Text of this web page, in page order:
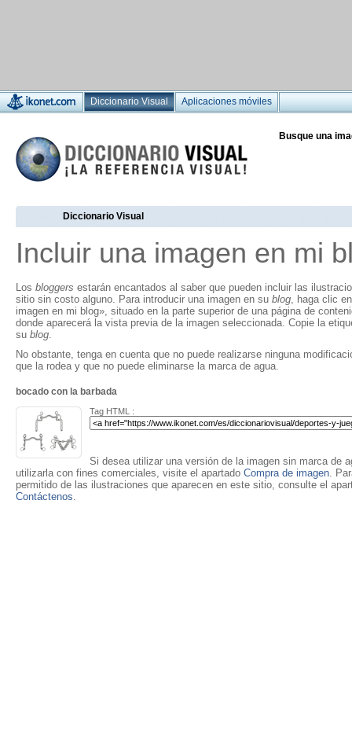
Diccionario Visual Aplicaciones móviles
Busque una
Diccionario Visual
Incluir una imagen en mi
Los bloggers estarán encantados al saber que pueden incluir las
sitio sin costo alguno. Para introducir una imagen en su blog, haga clic
imagen en mi blog», situado en la parte superior de una página de
donde aparecerá la vista previa de la imagen seleccionada. Copie la
su blog.
No obstante, tenga en cuenta que no puede realizarse ninguna
que la rodea y que no puede eliminarse la marca de agua.
bocado con la barbada
Tag HTML :
Si desea utilizar una versión de la imagen sin marca de
utilizarla con fines comerciales, visite el apartado Compra de imagen.
permitido de las ilustraciones que aparecen en este sitio, consulte el
Contáctenos.